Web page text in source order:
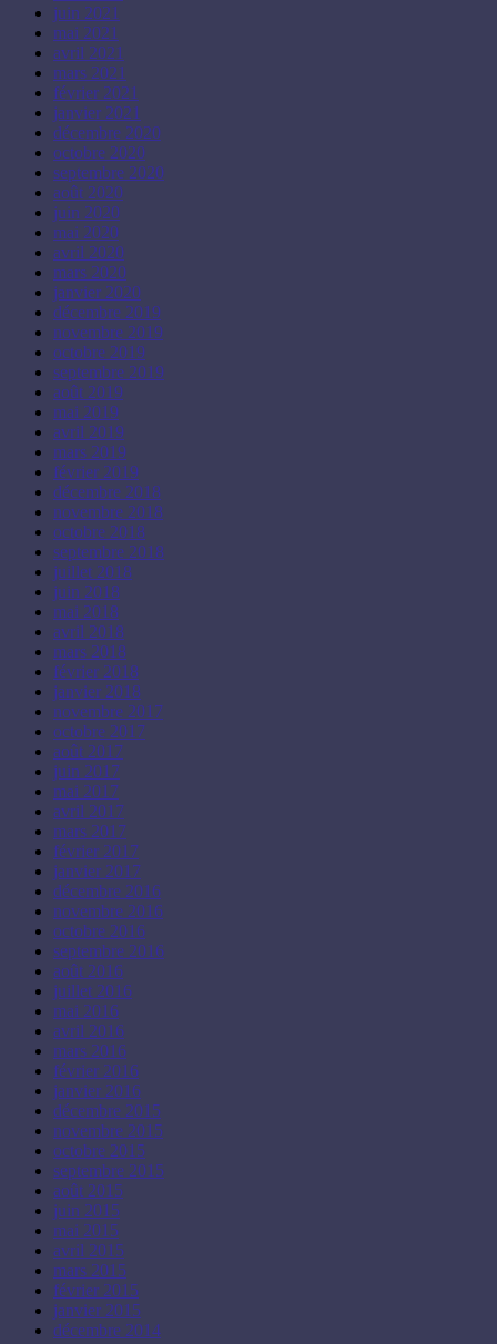
juin 2021
mai 2021
avril 2021
mars 2021
février 2021
janvier 2021
décembre 2020
octobre 2020
septembre 2020
août 2020
juin 2020
mai 2020
avril 2020
mars 2020
janvier 2020
décembre 2019
novembre 2019
octobre 2019
septembre 2019
août 2019
mai 2019
avril 2019
mars 2019
février 2019
décembre 2018
novembre 2018
octobre 2018
septembre 2018
juillet 2018
juin 2018
mai 2018
avril 2018
mars 2018
février 2018
janvier 2018
novembre 2017
octobre 2017
août 2017
juin 2017
mai 2017
avril 2017
mars 2017
février 2017
janvier 2017
décembre 2016
novembre 2016
octobre 2016
septembre 2016
août 2016
juillet 2016
mai 2016
avril 2016
mars 2016
février 2016
janvier 2016
décembre 2015
novembre 2015
octobre 2015
septembre 2015
août 2015
juin 2015
mai 2015
avril 2015
mars 2015
février 2015
janvier 2015
décembre 2014